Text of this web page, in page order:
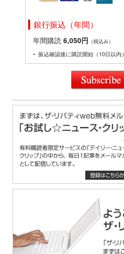
銀行振込（年間）
年間購読 6,050円 （税込み）
振込確認後に購読開始（10日以内）